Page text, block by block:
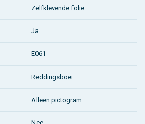
Zelfklevende folie
Ja
E061
Reddingsboei
Alleen pictogram